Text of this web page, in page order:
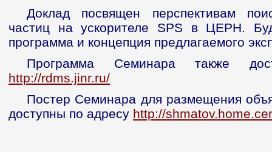
Доклад посвящен перспективам
частиц на ускорителе SPS в ЦЕРН.
программа и концепция предлагаемого
Программа Семинара также
http://rdms.jinr.ru/
Постер Cеминара для размещения
доступны по адресу http://